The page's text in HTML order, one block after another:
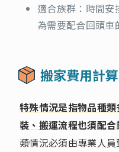
適合族群：時間安
為需要配合回頭車
搬家費用計
特殊情況是指物品種
裝、搬運流程也須配
類情況必須由專業人